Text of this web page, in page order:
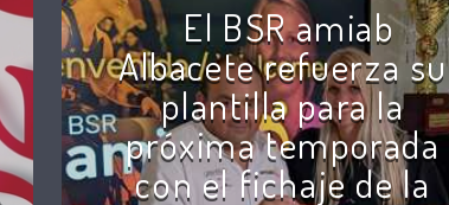
El BSR amiab
Albacete refuerza su
plantilla para la
próxima temporada
con el fichaje de la